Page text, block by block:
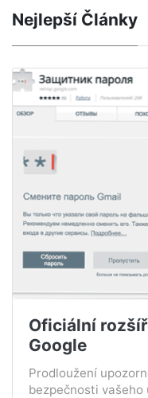
Nejlepší Články
Oficiální
Google
Prodloužení
bezpečnosti vašeho